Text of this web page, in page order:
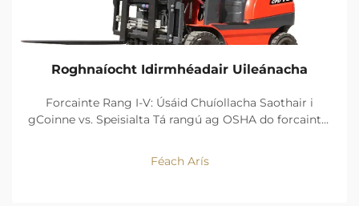
Roghnaíocht Idirmhéadair Uileánacha
Forcainte Rang I-V: Úsáid Chuíollacha Saothair i
gCoinne vs. Speisialta Tá rangú ag OSHA do forcaintí i
Coinneann na sochair a bhaineann le neodracht
ascaill, agus cruinneas bogadh Rang I (forcan
Féach Arís